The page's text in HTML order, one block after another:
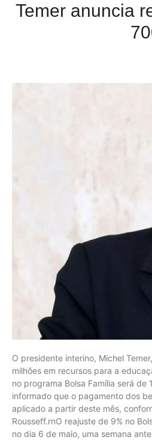
Temer anuncia
O presidente interino, Michel
milhões em recursos para a
no programa Bolsa Família será de
informado que o pagamento dos
aplicado a partir deste mês,
Rousseff.rnO reajuste de 9% no
no dia 6 de maio, uma semana